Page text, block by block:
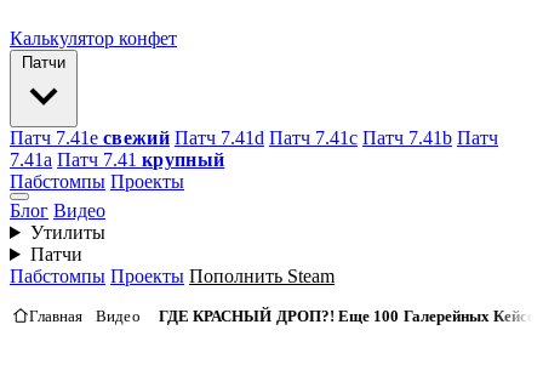
Калькулятор конфет
Патчи
Патч 7.41e свежий Патч 7.41d Патч 7.41c Патч 7.41b Патч
7.41а Патч 7.41 крупный
Пабстомпы Проекты
Блог Видео
Утилиты
Патчи
Пабстомпы Проекты Пополнить Steam
Главная Видео ГДЕ КРАСНЫЙ ДРОП?! Еще 100 Галерейных Кейсов